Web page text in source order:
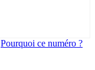
Pourquoi ce numéro ?